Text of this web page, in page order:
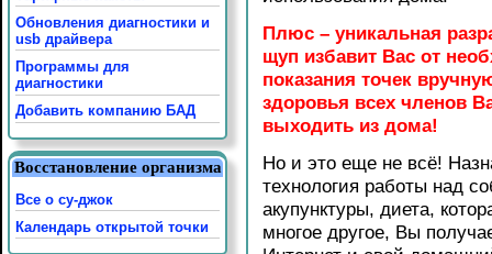
Обновления диагностики и
usb драйвера
Программы для
диагностики
Добавить компанию БАД
Восстановление организма
Все о су-джок
Календарь открытой точки
Плюс – уникальная
щуп избавит Вас от
показания точек
здоровья всех членов
выходить из дома!
Но и это еще не всё!
технология работы над
акупунктуры, диета,
многое другое, Вы